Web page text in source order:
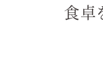
食卓